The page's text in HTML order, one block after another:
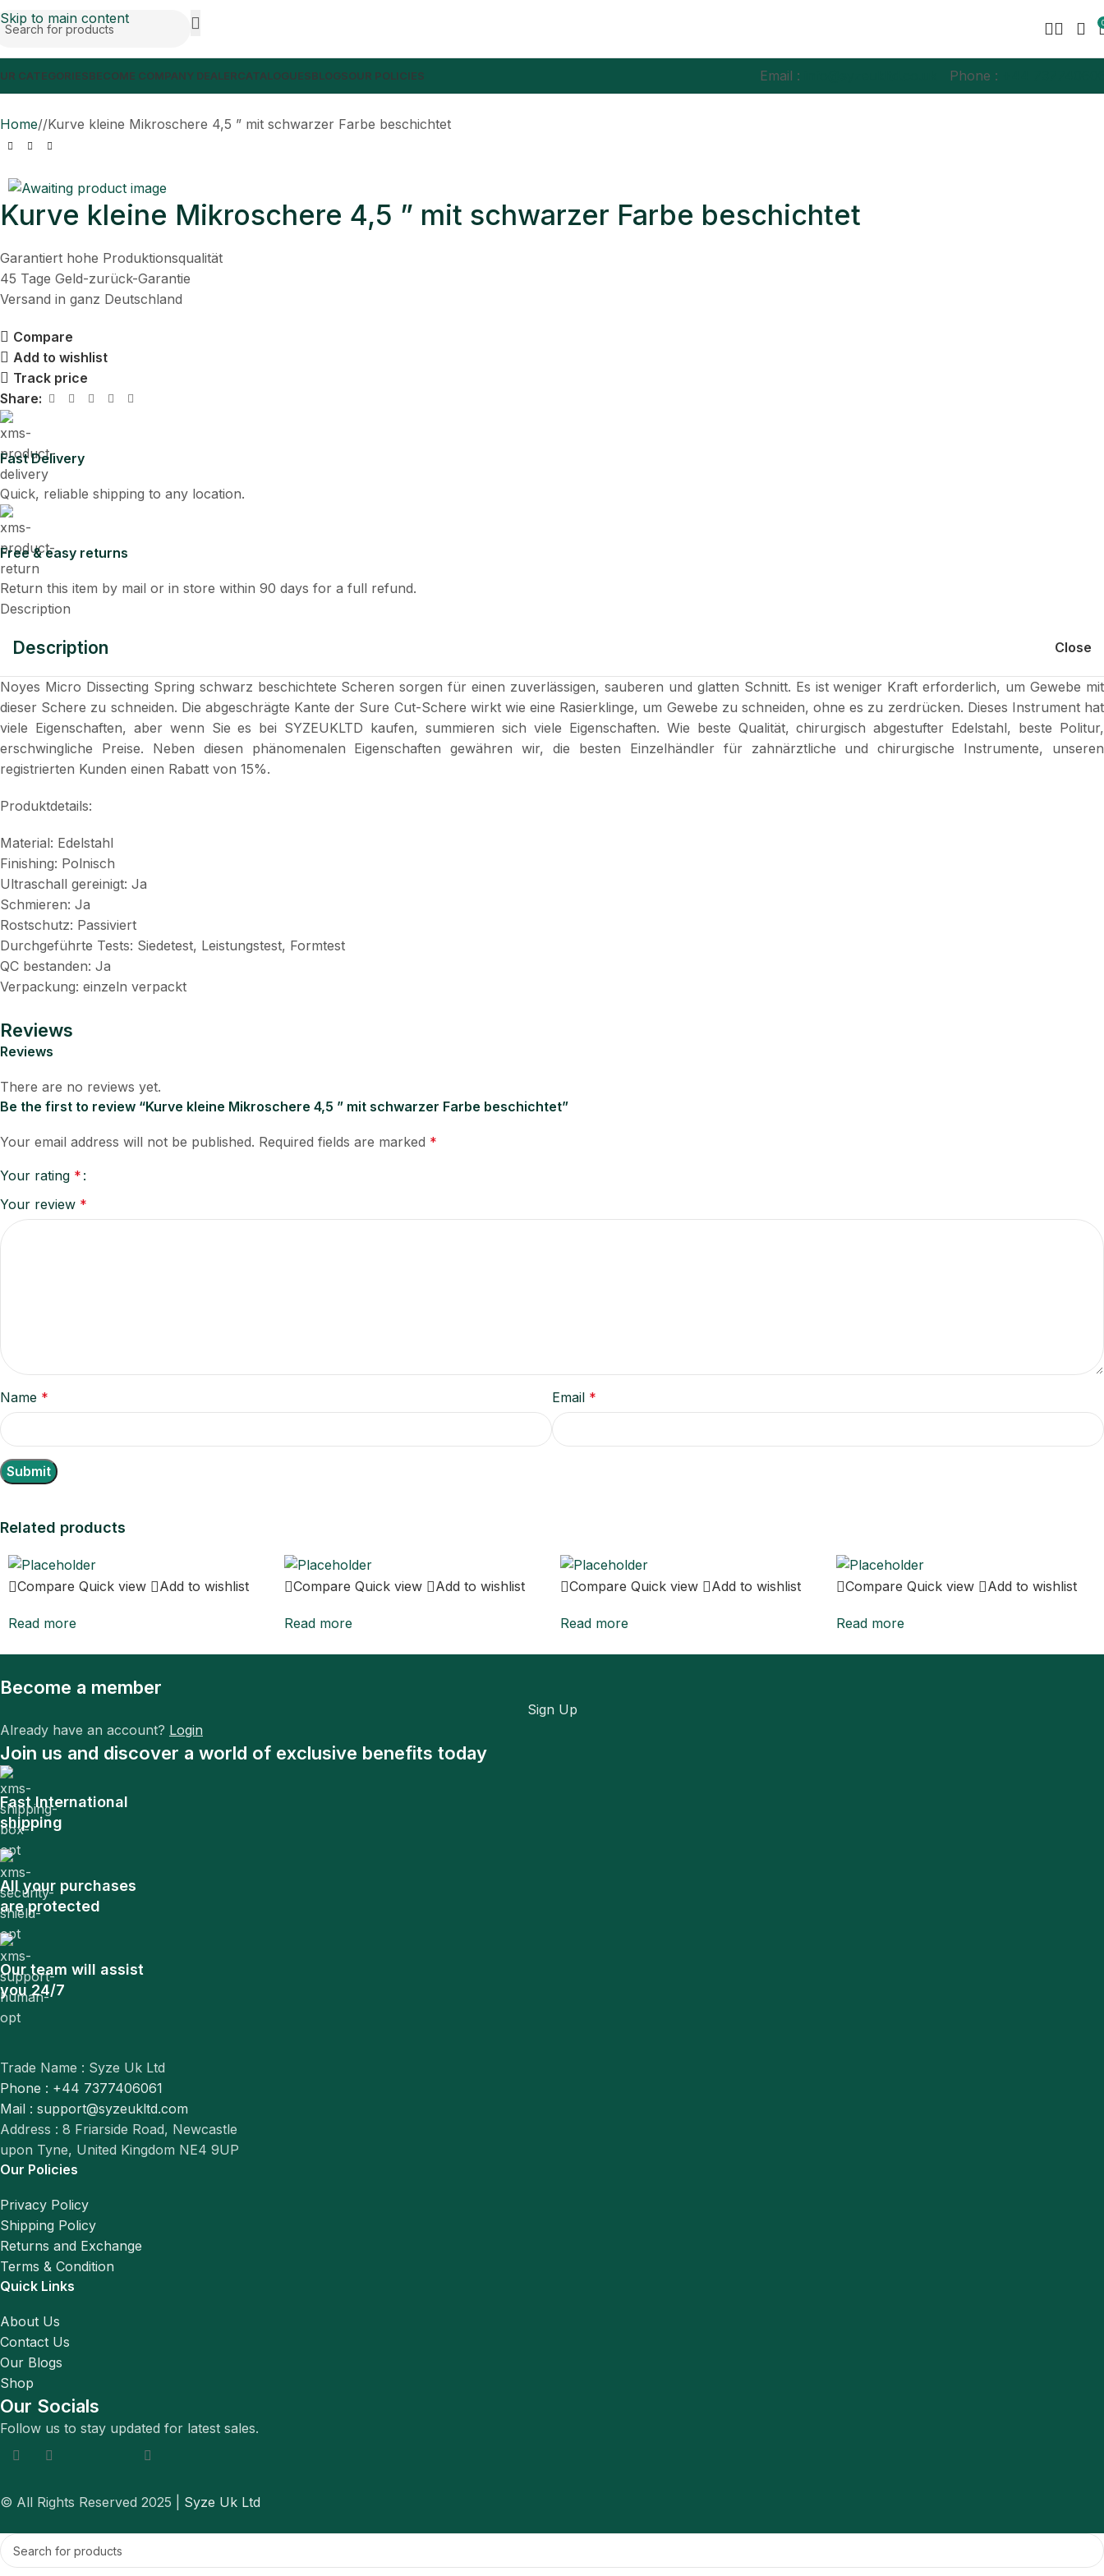
Skip to main content
CATEGORIESBECOME COMPANY DEALERCATALOGUESBLOGSOUR POLICIES Email : Phone :
Home/ Kurve kleine Mikroschere 4,5 ” mit schwarzer Farbe beschichtet
Kurve kleine Mikroschere 4,5 ” mit schwarzer Farbe beschichtet
Garantiert hohe Produktionsqualität
45 Tage Geld-zurück-Garantie
Versand in ganz Deutschland
Compare
Add to wishlist
Track price
Share:
Fast Delivery
Quick, reliable shipping to any location.
Free & easy returns
Return this item by mail or in store within 90 days for a full refund.
Description
Description Close
Noyes Micro Dissecting Spring schwarz beschichtete Scheren sorgen für einen zuverlässigen, sauberen und glatten Schnitt. Es ist weniger Kraft erforderlich, um Gewebe mit
dieser Schere zu schneiden. Die abgeschrägte Kante der Sure Cut-Schere wirkt wie eine Rasierklinge, um Gewebe zu schneiden, ohne es zu zerdrücken. Dieses Instrument hat
viele Eigenschaften, aber wenn Sie es bei SYZEUKLTD kaufen, summieren sich viele Eigenschaften. Wie beste Qualität, chirurgisch abgestufter Edelstahl, beste Politur,
erschwingliche Preise. Neben diesen phänomenalen Eigenschaften gewähren wir, die besten Einzelhändler für zahnärztliche und chirurgische Instrumente, unseren
registrierten Kunden einen Rabatt von 15%.
Produktdetails:
Material: Edelstahl
Finishing: Polnisch
Ultraschall gereinigt: Ja
Schmieren: Ja
Rostschutz: Passiviert
Durchgeführte Tests: Siedetest, Leistungstest, Formtest
QC bestanden: Ja
Verpackung: einzeln verpackt
Reviews
Reviews
There are no reviews yet.
Be the first to review “Kurve kleine Mikroschere 4,5 ” mit schwarzer Farbe beschichtet”
Your email address will not be published. Required fields are marked *
Your rating *
Your review *
Name * Email *
Related products
Compare Quick view Add to wishlist
Read more
Compare Quick view Add to wishlist
Read more
Compare Quick view Add to wishlist
Read more
Compare Quick view Add to wishlist
Read more
Become a member
Sign Up
Already have an account? Login
Join us and discover a world of exclusive benefits today
Fast International
shipping
All your purchases
are protected
Our team will assist
you 24/7
Trade Name : Syze Uk Ltd
Phone : +44 7377406061
Mail : support@syzeukltd.com
Address : 8 Friarside Road, Newcastle
upon Tyne, United Kingdom NE4 9UP
Our Policies
Privacy Policy
Shipping Policy
Returns and Exchange
Terms & Condition
Quick Links
About Us
Contact Us
Our Blogs
Shop
Our Socials
Follow us to stay updated for latest sales.
© All Rights Reserved 2025 | Syze Uk Ltd